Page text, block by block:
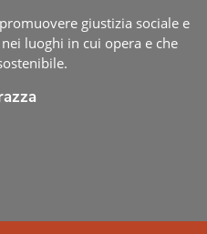
giustizia sociale e
luoghi in cui opera e che